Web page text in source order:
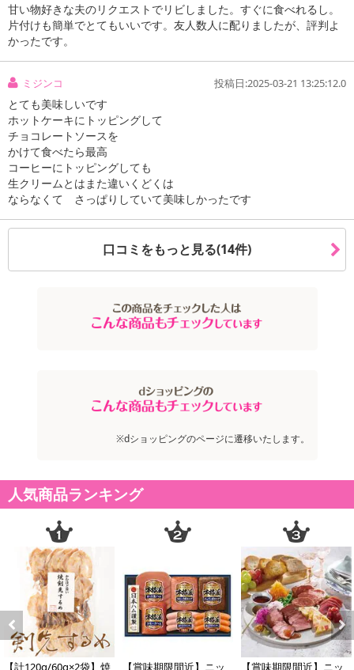
必ずご確認ください。
※お申込み後のキャンセルはお受けできません。
記載されている内容を必ずご確認いただき、お届けする商品セット
にご納得いただきましたうえでお申し込みください。
※パッケージ変更や商品リニューアル(成分など含む)等により、参考
の掲載画像や画像内のバーコードなど、お届け商品と多少異なる場
合がございます。
また、[新たな加工食品の原料原産地表示制度]の経過措置期間の終
了により、商品詳細内に記載の原産国・原材料の表記が旧表記の場
合がございます。
あらかじめご了承いただいた上でお申込みください。なお、本理由
甘い物好きな夫のリクエストでリビしました。すぐに食べれるし。
片付けも簡単でとてもいいです。友人数人に配りましたが、評判よ
かったです。
ミジンコ 投稿日:2025-03-21 13:25:12.0
とても美味しいです
ホットケーキにトッピングして
チョコレートソースを
かけて食べたら最高
コーヒーにトッピングしても
生クリームとはまた違いくどくは
ならなくて さっぱりしていて美味しかったです
口コミをもっと見る(14件)
※dショッピングのページに遷移いたします。
人気商品ランキング
Previous
【計120g/60g×2袋】焼
【賞味期限間近】ニッ
【賞味期限間近】ニッ
Next